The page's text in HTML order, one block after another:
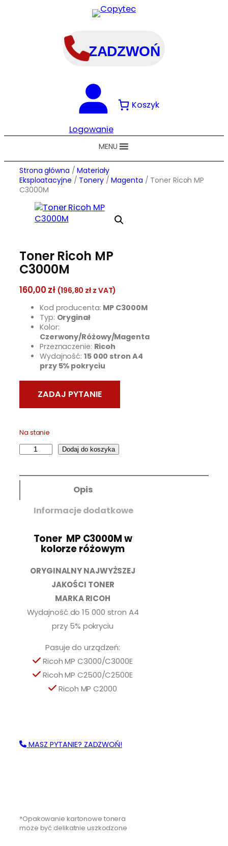
ZADZWOŃ
Logowanie
Koszyk
MENU
Strona główna /Materiały
Eksploatacyjne / Tonery/Magenta / Toner Ricoh MP
C3000M
Toner Ricoh MP
C3000M
160,00 zł (196,80 zł z VAT)
Kod producenta: MP C3000M
Typ: Oryginał
Kolor:
Czerwony/Różowy/Magenta
Przeznaczenie: Ricoh
Wydajność: 15 000 stron A4
przy 5% pokryciu
Na stanie
i
ś
Dodaj do koszyka
Opis
Informacje dodatkowe
Toner MP C3000M w
kolorze różowym
ORYGINALNY NAJWYŻSZEJ
JAKOŚCI TONER
MARKA RICOH
Wydajność do 15 000 stron A4
przy 5% pokryciu
Pasuje do urządzeń:
Ricoh MP C3000/C3000E
Ricoh MP C2500/C2500E
Ricoh MP C2000
MASZ PYTANIE? ZADZWOŃ!
*Opakowanie kartonowe tonera
może być delikatnie uszkodzone